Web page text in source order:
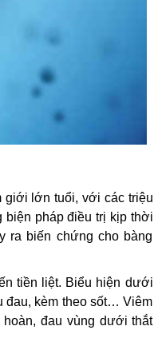
giới lớn tuổi, với các triệu
pháp điều trị kịp thời
ra biến chứng cho bàng
tiền liệt. Biểu hiện dưới
đau, kèm theo sốt… Viêm
đau vùng dưới thắt